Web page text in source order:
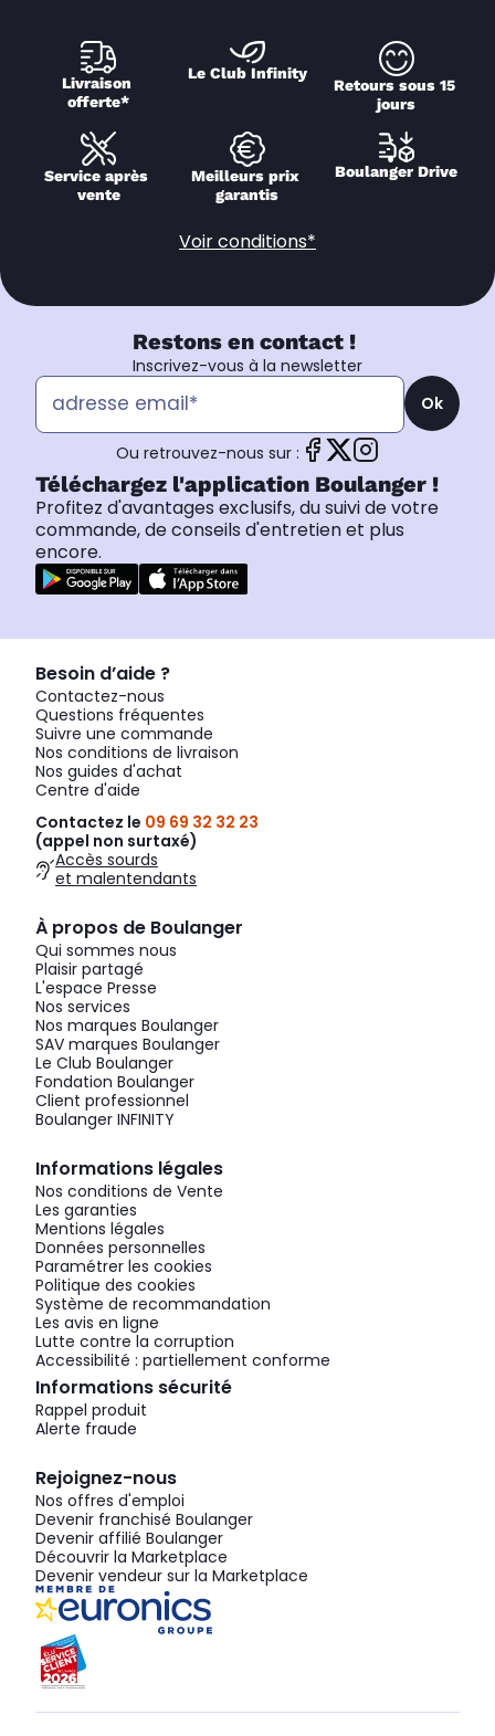
Livraison
offerte*
Le Club Infinity
Retours sous 15
jours
Service après
vente
Meilleurs prix
garantis
Boulanger Drive
Voir conditions*
Restons en contact !
Inscrivez-vous à la newsletter
Ok
Ou retrouvez-nous sur :
Téléchargez l'application Boulanger !
Profitez d'avantages exclusifs, du suivi de votre
commande, de conseils d'entretien et plus
encore.
Besoin d’aide ?
Contactez-nous
Questions fréquentes
Suivre une commande
Nos conditions de livraison
Nos guides d'achat
Centre d'aide
Contactez le 09 69 32 32 23
(appel non surtaxé)
Accès sourds
et malentendants
À propos de Boulanger
Qui sommes nous
Plaisir partagé
L'espace Presse
Nos services
Nos marques Boulanger
SAV marques Boulanger
Le Club Boulanger
Fondation Boulanger
Client professionnel
Boulanger INFINITY
Informations légales
Nos conditions de Vente
Les garanties
Mentions légales
Données personnelles
Paramétrer les cookies
Politique des cookies
Système de recommandation
Les avis en ligne
Lutte contre la corruption
Accessibilité : partiellement conforme
Informations sécurité
Rappel produit
Alerte fraude
Rejoignez-nous
Nos offres d'emploi
Devenir franchisé Boulanger
Devenir affilié Boulanger
Découvrir la Marketplace
Devenir vendeur sur la Marketplace